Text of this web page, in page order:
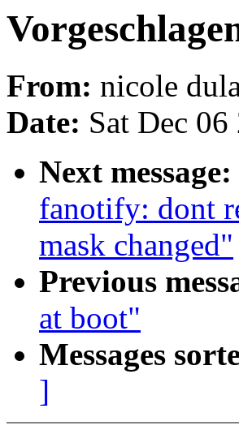
From: nicole
Date: Sat Dec
Next message:
fanotify: dont
mask changed"
Previous
at boot"
Messages
]